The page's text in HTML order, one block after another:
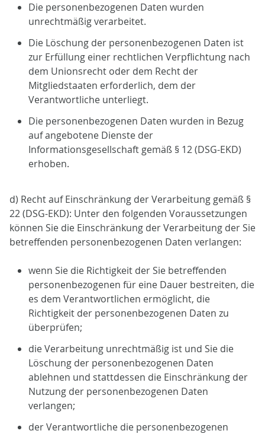
Die personenbezogenen Daten wurden
unrechtmäßig verarbeitet.
Die Löschung der personenbezogenen Daten ist
zur Erfüllung einer rechtlichen Verpflichtung nach
dem Unionsrecht oder dem Recht der
Mitgliedstaaten erforderlich, dem der
Verantwortliche unterliegt.
Die personenbezogenen Daten wurden in Bezug
auf angebotene Dienste der
Informationsgesellschaft gemäß § 12 (DSG-EKD)
erhoben.
d) Recht auf Einschränkung der Verarbeitung gemäß §
22 (DSG-EKD): Unter den folgenden Voraussetzungen
können Sie die Einschränkung der Verarbeitung der Sie
betreffenden personenbezogenen Daten verlangen:
wenn Sie die Richtigkeit der Sie betreffenden
personenbezogenen für eine Dauer bestreiten, die
es dem Verantwortlichen ermöglicht, die
Richtigkeit der personenbezogenen Daten zu
überprüfen;
die Verarbeitung unrechtmäßig ist und Sie die
Löschung der personenbezogenen Daten
ablehnen und stattdessen die Einschränkung der
Nutzung der personenbezogenen Daten
verlangen;
der Verantwortliche die personenbezogenen